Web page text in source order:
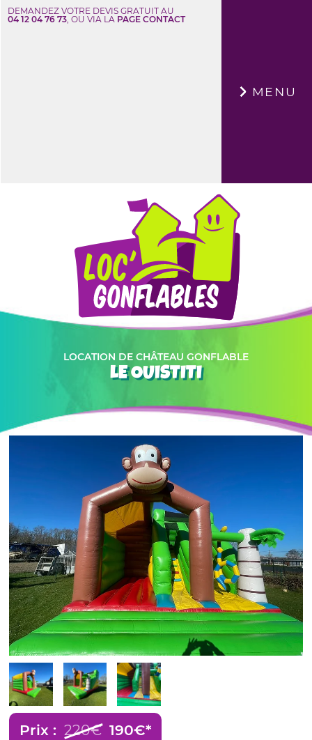
DEMANDEZ VOTRE DEVIS GRATUIT AU
04 12 04 76 73, OU VIA LA PAGE CONTACT
×MENU
LOCATION DE CHÂTEAU GONFLABLE
LE OUISTITI
Prix : 220€ 190€*